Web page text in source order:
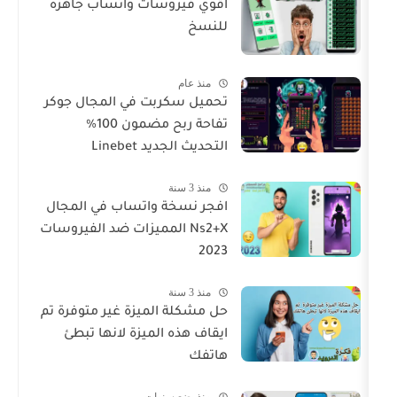
اقوي فيروسات واتساب جاهزه
للنسخ
منذ عام
تحميل سكربت في المجال جوكر
تفاحة ربح مضمون 100%
التحديث الجديد Linebet
منذ 3 سنة
افجر نسخة واتساب في المجال
Ns2+X المميزات ضد الفيروسات
2023
حل مشكلة الميزة غير متوفرة تم
ايقاف هذه الميزة لانها تبطئ
هاتفك